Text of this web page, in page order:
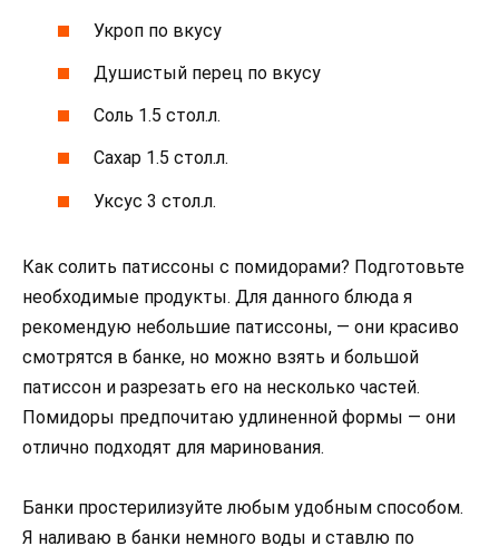
Укроп по вкусу
Душистый перец по вкусу
Соль 1.5 стол.л.
Сахар 1.5 стол.л.
Уксус 3 стол.л.
Как солить патиссоны с помидорами? Подготовьте
необходимые продукты. Для данного блюда я
рекомендую небольшие патиссоны, — они красиво
смотрятся в банке, но можно взять и большой
патиссон и разрезать его на несколько частей.
Помидоры предпочитаю удлиненной формы — они
отлично подходят для маринования.
Банки простерилизуйте любым удобным способом.
Я наливаю в банки немного воды и ставлю по